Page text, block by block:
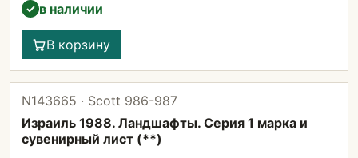
✓ в наличии
В корзину
N143665 · Scott 986-987
Израиль 1988. Ландшафты. Серия 1 марка и
сувенирный лист (**)